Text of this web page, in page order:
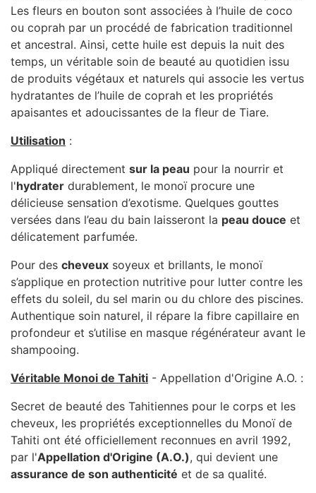
Les fleurs en bouton sont associées à l’huile de coco
ou coprah par un procédé de fabrication traditionnel
et ancestral. Ainsi, cette huile est depuis la nuit des
temps, un véritable soin de beauté au quotidien issu
de produits végétaux et naturels qui associe les vertus
hydratantes de l’huile de coprah et les propriétés
apaisantes et adoucissantes de la fleur de Tiare.
Utilisation :
Appliqué directement sur la peau pour la nourrir et
l'hydrater durablement, le monoï procure une
délicieuse sensation d’exotisme. Quelques gouttes
versées dans l’eau du bain laisseront la peau douce et
délicatement parfumée.
Pour des cheveux soyeux et brillants, le monoï
s’applique en protection nutritive pour lutter contre les
effets du soleil, du sel marin ou du chlore des piscines.
Authentique soin naturel, il répare la fibre capillaire en
profondeur et s’utilise en masque régénérateur avant le
shampooing.
Véritable Monoi de Tahiti - Appellation d'Origine A.O. :
Secret de beauté des Tahitiennes pour le corps et les
cheveux, les propriétés exceptionnelles du Monoï de
Tahiti ont été officiellement reconnues en avril 1992,
par l'Appellation d'Origine (A.O.), qui devient une
assurance de son authenticité et de sa qualité.